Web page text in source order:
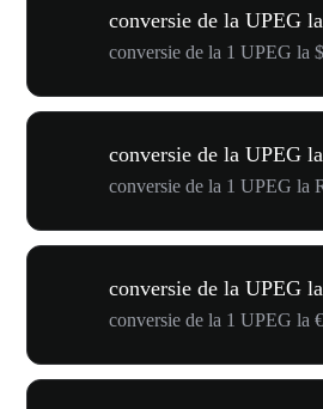
conversie de la UPEG
conversie de la 1 UPEG la
conversie de la UPEG
conversie de la 1 UPEG la
conversie de la UPEG
conversie de la 1 UPEG la